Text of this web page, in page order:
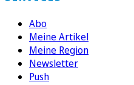
Abo
Meine Artikel
Meine Region
Newsletter
Push